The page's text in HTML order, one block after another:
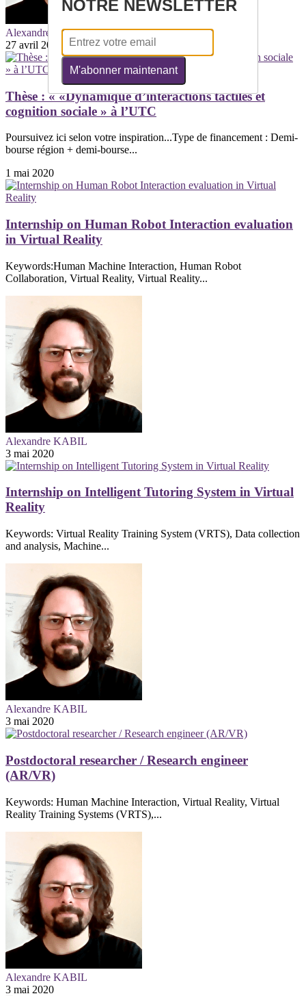
Alexandre KABIL
27 avril 2020
Thèse : « «Dynamique d’interactions tactiles et
cognition sociale » à l’UTC
Poursuivez ici selon votre inspiration...Type de financement : Demi-
bourse région + demi-bourse...
1 mai 2020
Internship on Human Robot Interaction evaluation
in Virtual Reality
Keywords:Human Machine Interaction, Human Robot
Collaboration, Virtual Reality, Virtual Reality...
Alexandre KABIL
3 mai 2020
Internship on Intelligent Tutoring System in Virtual
Reality
Keywords: Virtual Reality Training System (VRTS), Data collection
and analysis, Machine...
Alexandre KABIL
3 mai 2020
Postdoctoral researcher / Research engineer
(AR/VR)
Keywords: Human Machine Interaction, Virtual Reality, Virtual
Reality Training Systems (VRTS),...
Alexandre KABIL
3 mai 2020
NOTRE NEWSLETTER
M'abonner maintenant